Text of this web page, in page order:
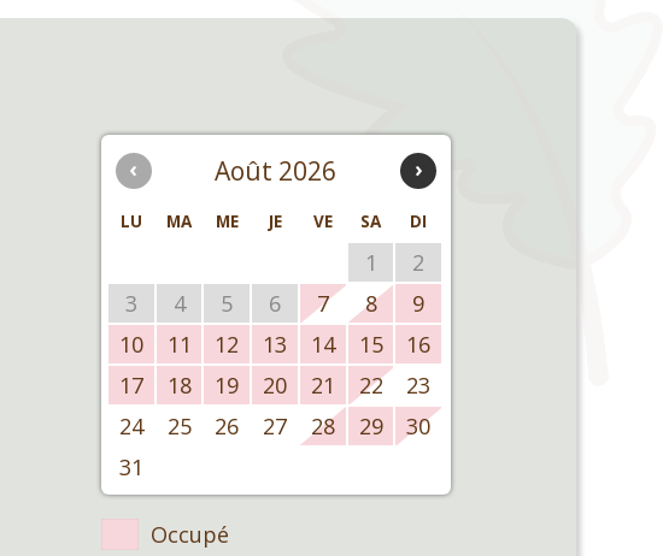
‹ ›
Août 2026
LU MA ME JE VE SA DI
1
2
3
4 5 6 7 8
9
10
11 12 13 14 15
16
17
18 19 20 21 22
23
24
25 26 27 28 29
30
31
Occupé